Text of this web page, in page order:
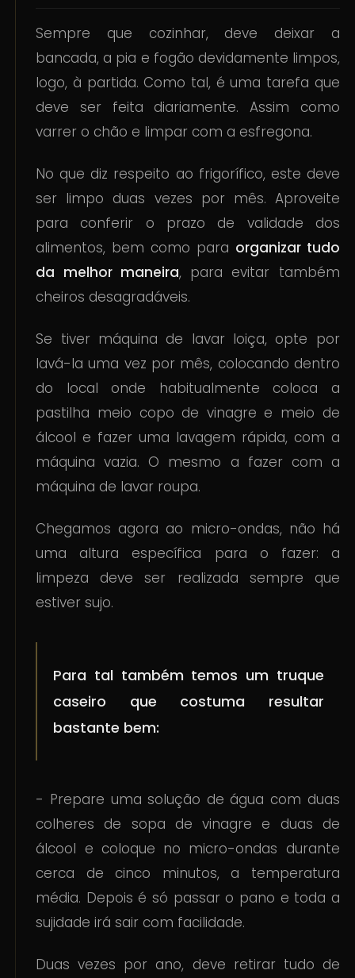
Sempre que cozinhar, deve deixar a
bancada, a pia e fogão devidamente limpos,
logo, à partida. Como tal, é uma tarefa que
deve ser feita diariamente. Assim como
varrer o chão e limpar com a esfregona.
No que diz respeito ao frigorífico, este deve
ser limpo duas vezes por mês. Aproveite
para conferir o prazo de validade dos
alimentos, bem como para organizar tudo
da melhor maneira, para evitar também
cheiros desagradáveis.
Se tiver máquina de lavar loiça, opte por
lavá-la uma vez por mês, colocando dentro
do local onde habitualmente coloca a
pastilha meio copo de vinagre e meio de
álcool e fazer uma lavagem rápida, com a
máquina vazia. O mesmo a fazer com a
máquina de lavar roupa.
Chegamos agora ao micro-ondas, não há
uma altura específica para o fazer: a
limpeza deve ser realizada sempre que
estiver sujo.
Para tal também temos um truque
caseiro que costuma resultar
bastante bem:
- Prepare uma solução de água com duas
colheres de sopa de vinagre e duas de
álcool e coloque no micro-ondas durante
cerca de cinco minutos, a temperatura
média. Depois é só passar o pano e toda a
sujidade irá sair com facilidade.
Duas vezes por ano, deve retirar tudo de